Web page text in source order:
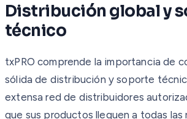
Distribución global y
técnico
txPRO comprende la importancia de
sólida de distribución y soporte
extensa red de distribuidores
que sus productos lleguen a todas las